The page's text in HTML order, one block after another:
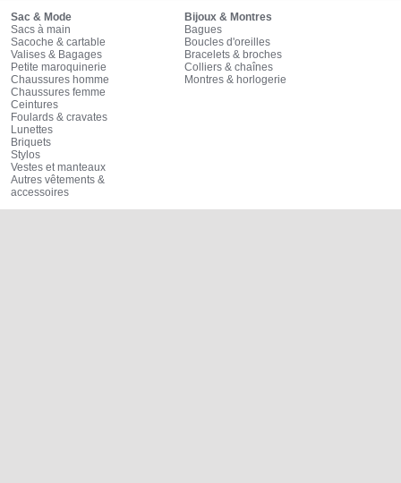
Sac & Mode
Sacs à main
Sacoche & cartable
Valises & Bagages
Petite maroquinerie
Chaussures homme
Chaussures femme
Ceintures
Foulards & cravates
Lunettes
Briquets
Stylos
Vestes et manteaux
Autres vêtements &
accessoires
Bijoux & Montres
Bagues
Boucles d'oreilles
Bracelets & broches
Colliers & chaînes
Montres & horlogerie